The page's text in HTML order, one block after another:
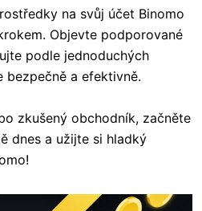
na svůj účet Binomo
Objevte podporované
podle jednoduchých
bezpečně a efektivně.
zkušený obchodník, začněte
dnes a užijte si hladký